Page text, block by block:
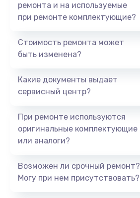
ремонта и на используемые
при ремонте комплектующие?
Стоимость ремонта может
быть изменена?
Какие документы выдает
сервисный центр?
При ремонте используются
оригинальные комплектующие
или аналоги?
Возможен ли срочный ремонт?
Могу при нем присутствовать?